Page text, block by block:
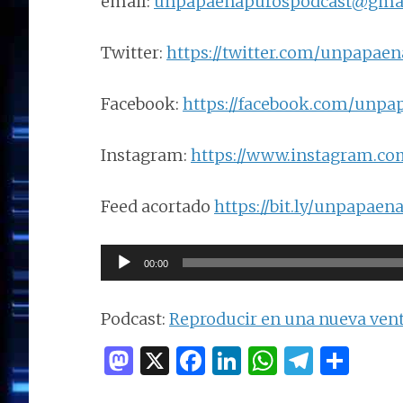
Twitter: https://twitter.com/
Facebook: https://facebook.com/
Instagram: https://
Feed acortado https://bit.ly/
Reproductor
de
audio
00:00
Podcast: Reproducir en una nueva
M X F
Li W T